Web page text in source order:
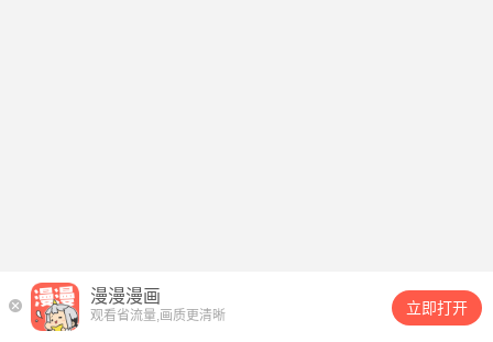
漫漫漫画
观看省流量,画质更清晰 立即打开